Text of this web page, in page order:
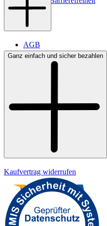
AGB
Lieferbedingungen &
Bezahlung
Ganz einfach und sicher bezahlen
Kaufvertrag widerrufen